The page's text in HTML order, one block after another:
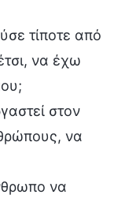
τίποτε από
να έχω
στον
να
να